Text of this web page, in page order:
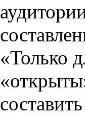
«Только